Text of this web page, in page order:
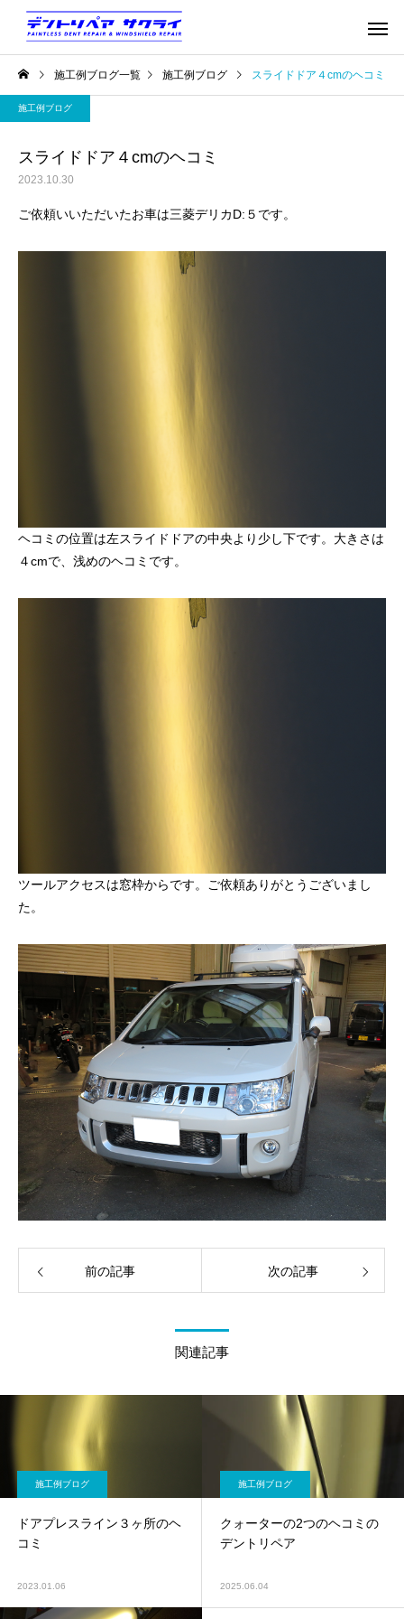
施工例ブログ一覧 施工例ブログ スライドドア４cmのヘコミ
施工例ブログ
スライドドア４cmのヘコミ
2023.10.30
ご依頼いいただいたお車は三菱デリカD:５です。
ヘコミの位置は左スライドドアの中央より少し下です。大きさは
４cmで、浅めのヘコミです。
ツールアクセスは窓枠からです。ご依頼ありがとうございまし
た。
前の記事 次の記事
関連記事
施工例ブログ
ドアプレスライン３ヶ所のヘ
コミ
2023.01.06
施工例ブログ
クォーターの2つのヘコミの
デントリペア
2025.06.04